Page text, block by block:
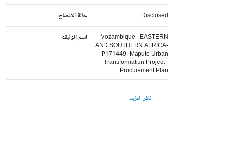
حالة الافصاح Disclosed
اسم الوثيقة
Mozambique - EASTERN
AND SOUTHERN AFRICA-
P171449- Maputo Urban
Transformation Project -
Procurement Plan
انظر المزيد